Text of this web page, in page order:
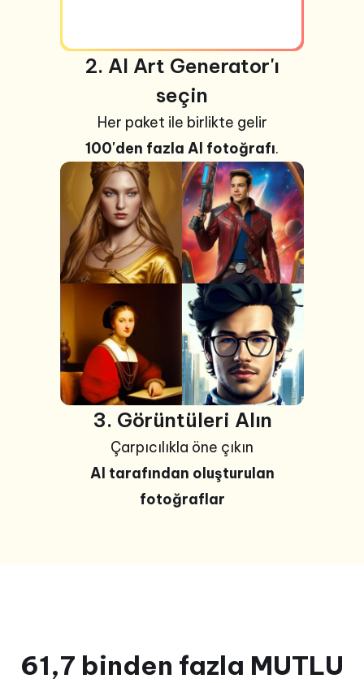
2. AI Art Generator'ı
seçin
Her paket ile birlikte gelir
100'den fazla AI fotoğrafı.
+99
Fotoğraf
3. Görüntüleri Alın
Çarpıcılıkla öne çıkın
AI tarafından oluşturulan
fotoğraflar
61,7 binden fazla MUTLU